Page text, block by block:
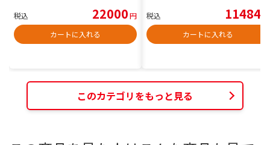
税込 22000円
カートに入れる
税込 11484
カートに入れる
このカテゴリをもっと見る